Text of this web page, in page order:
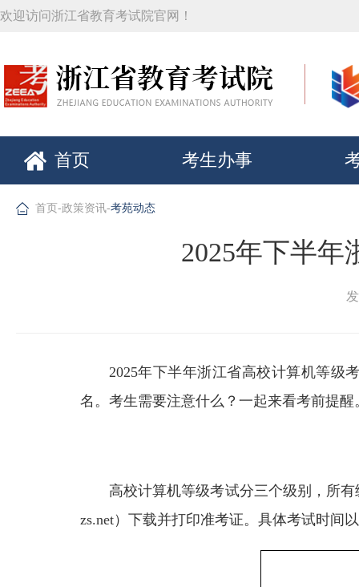
欢迎访问浙江省教育考试院官网！
首页 考生办事
首页 -政策资讯-考苑动态
2025年下半年
2025年下半年浙江省高校计算机等级
名。考生需要注意什么？一起来看考前提醒
高校计算机等级考试分三个级别，所
zs.net）下载并打印准考证。具体考试时间